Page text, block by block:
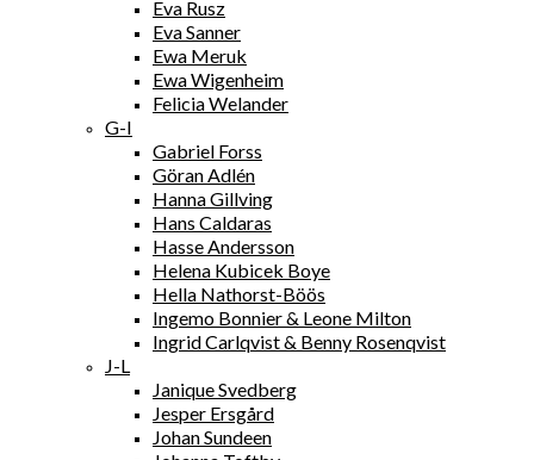
Eva Rusz
Eva Sanner
Ewa Meruk
Ewa Wigenheim
Felicia Welander
G-I
Gabriel Forss
Göran Adlén
Hanna Gillving
Hans Caldaras
Hasse Andersson
Helena Kubicek Boye
Hella Nathorst-Böös
Ingemo Bonnier & Leone Milton
Ingrid Carlqvist & Benny Rosenqvist
J-L
Janique Svedberg
Jesper Ersgård
Johan Sundeen